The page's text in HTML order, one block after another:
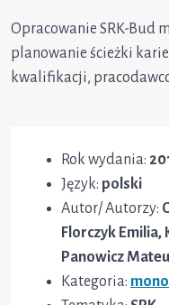
Opracowanie SRK-Bud
planowanie ścieżki
kwalifikacji,
Rok wydania:
Język: polski
Autor/ Autorzy:
Florczyk
Panowicz
Kategoria: